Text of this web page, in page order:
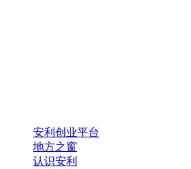
安利创业平台
地方之窗
认识安利